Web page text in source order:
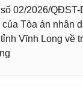
02/2026/QĐST-
của Tòa án nhân
Vĩnh Long về